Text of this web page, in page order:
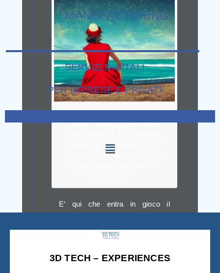
MANUFACTURING
SERVIZI DIGITALI
PER IMPRESE E PRIVATI
Var. 3 – “Young girl sitting on a
beach, watching the waves.
Wearing a red dress, in a
romantic and surreal setting.
E‘ qui che entra in gioco il
utilizzata nella fase di post-
produzione per combinare
diverse immagini ed elementi
3D TECH – EXPERIENCES